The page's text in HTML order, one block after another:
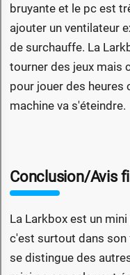
bruyante et le pc est
ajouter un ventilateur
de surchauffe. La
tourner des jeux mais
pour jouer des heures
machine va s'éteindre.
Conclusion/Avis
La Larkbox est un
c'est surtout dans
se distingue des